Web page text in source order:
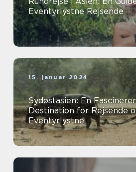
Eventyrlystne Rejsende
15. januar 2024
Sydøstasien: En
Destination for Rejsende
Eventyrlystne